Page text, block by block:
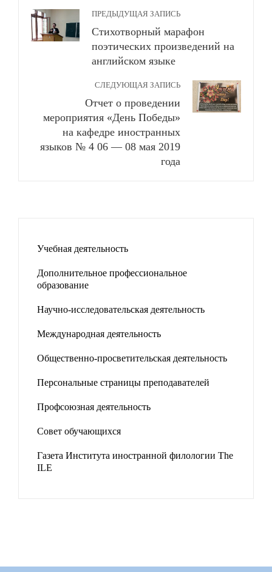
ПРЕДЫДУЩАЯ ЗАПИСЬ
Стихотворный марафон
поэтических произведений на
английском языке
СЛЕДУЮЩАЯ ЗАПИСЬ
Отчет о проведении
мероприятия «День Победы»
на кафедре иностранных
языков № 4 06 — 08 мая 2019
года
Учебная деятельность
Дополнительное профессиональное
образование
Научно-исследовательская деятельность
Международная деятельность
Общественно-просветительская деятельность
Персональные страницы преподавателей
Профсоюзная деятельность
Совет обучающихся
Газета Института иностранной филологии The
ILE